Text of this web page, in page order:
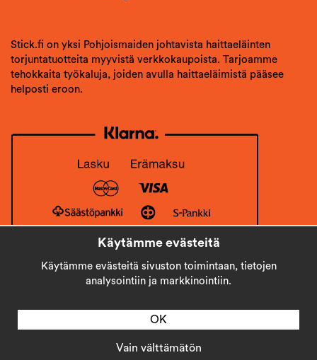
Stick.fi on yksi Pohjoismaiden johtavista haittaeläinten
torjuntatuotteita myyvistä verkkokaupoista. Tarjoamme
tehokkaita työkaluja, joiden avulla haittaeläimistä pääsee
helposti eroon.
Käytämme evästeitä
Käytämme evästeitä sivuston toimintaan, tietojen
analysointiin ja markkinointiin.
Vain välttämätön
OK